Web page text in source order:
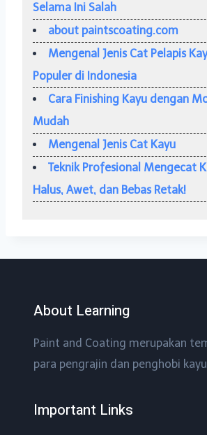
Selama Ini Salah
about paintscoating.com
Mengenal Jenis Cat Pelapis
Populer di Indonesia
Cara Finishing Kayu dengan
Mudah
Mengenal Jenis Cat Kayu
Teknik Profesional Mengecat
Halus, Awet, dan Bebas Retak!
About Learning
Paint and Coating merupakan
para pengrajin dan penghobi
Important Links